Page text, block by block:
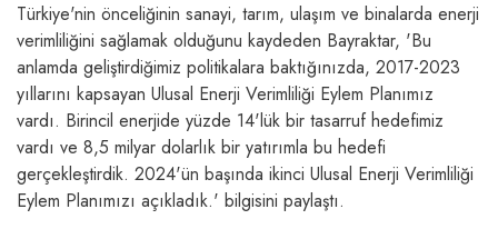
Türkiye'nin önceliğinin sanayi, tarım, ulaşım ve binalarda enerji
verimliliğini sağlamak olduğunu kaydeden Bayraktar, 'Bu
anlamda geliştirdiğimiz politikalara baktığınızda, 2017-2023
yıllarını kapsayan Ulusal Enerji Verimliliği Eylem Planımız
vardı. Birincil enerjide yüzde 14'lük bir tasarruf hedefimiz
vardı ve 8,5 milyar dolarlık bir yatırımla bu hedefi
gerçekleştirdik. 2024'ün başında ikinci Ulusal Enerji Verimliliği
Eylem Planımızı açıkladık.' bilgisini paylaştı.